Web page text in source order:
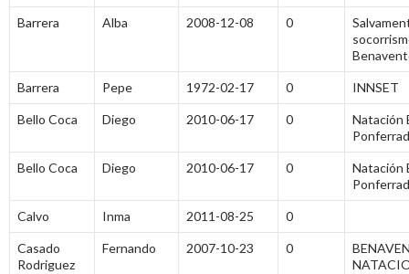
Barrera Alba 2008-12-08 0
Barrera Pepe 1972-02-17 0 INNSET
Bello Coca Diego 2010-06-17 0
Natación
Bello Coca Diego 2010-06-17 0
Natación
Calvo Inma 2011-08-25 0
Casado
Rodriguez
Fernando 2007-10-23 0